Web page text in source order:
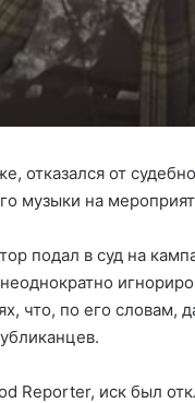
отказался от
музыки на
подал в суд на
что, по его
Reporter, иск был